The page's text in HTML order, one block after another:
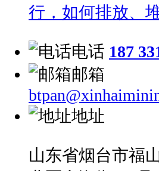
行，如何排放、
电话 187
邮箱
地址
山东省烟台市福